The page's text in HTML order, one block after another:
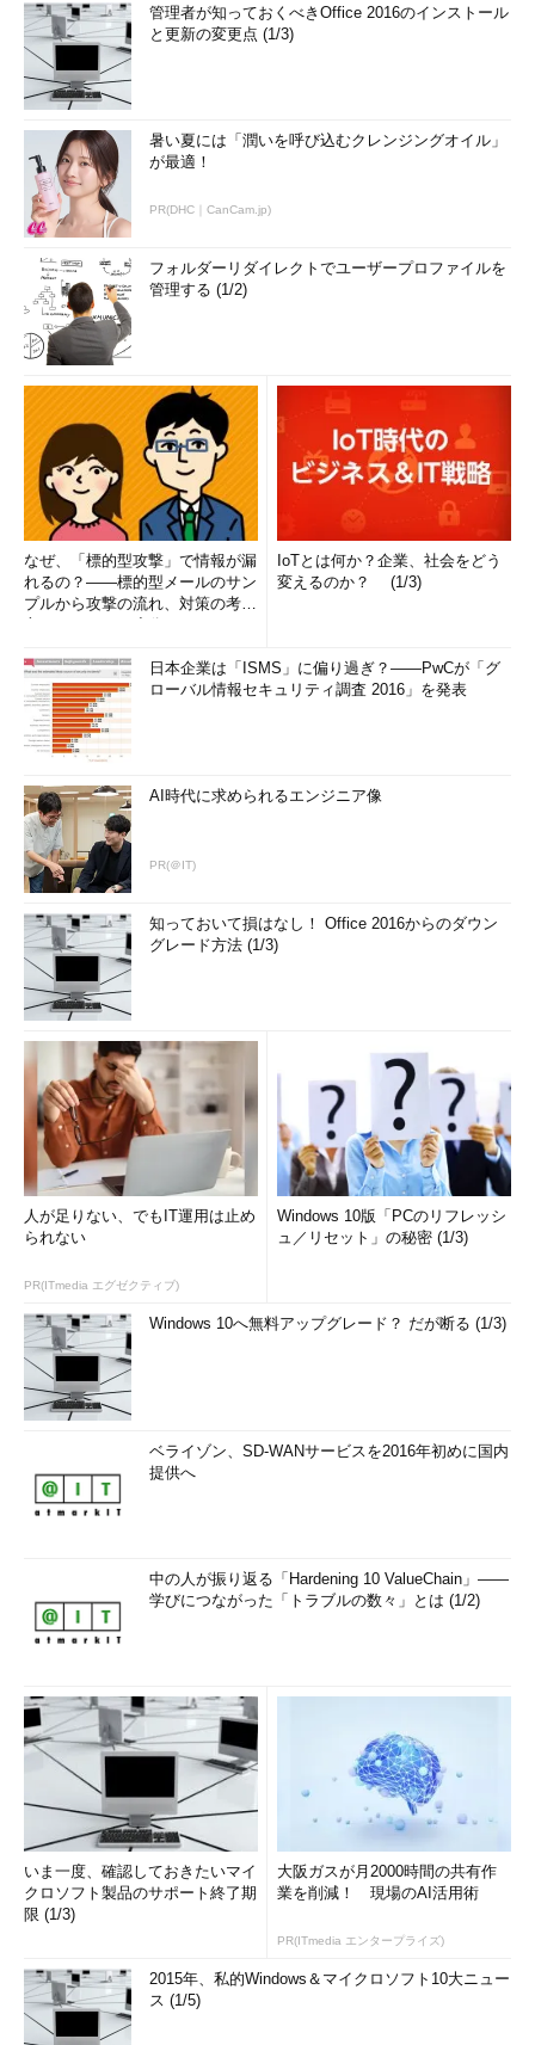
管理者が知っておくべきOffice 2016のインストール
と更新の変更点 (1/3)
暑い夏には「潤いを呼び込むクレンジングオイル」
が最適！
PR(DHC｜CanCam.jp)
フォルダーリダイレクトでユーザープロファイルを
管理する (1/2)
なぜ、「標的型攻撃」で情報が漏
れるの？――標的型メールのサン
プルから攻撃の流れ、対策の考え
IoTとは何か？企業、社会をどう
変えるのか？ (1/3)
日本企業は「ISMS」に偏り過ぎ？――PwCが「グ
ローバル情報セキュリティ調査 2016」を発表
AI時代に求められるエンジニア像
PR(＠IT)
知っておいて損はなし！ Office 2016からのダウン
グレード方法 (1/3)
人が足りない、でもIT運用は止め
られない
PR(ITmedia エグゼクティブ)
Windows 10版「PCのリフレッシ
ュ／リセット」の秘密 (1/3)
Windows 10へ無料アップグレード？ だが断る (1/3)
ベライゾン、SD-WANサービスを2016年初めに国内
提供へ
中の人が振り返る「Hardening 10 ValueChain」――
学びにつながった「トラブルの数々」とは (1/2)
いま一度、確認しておきたいマイ
クロソフト製品のサポート終了期
限 (1/3)
大阪ガスが月2000時間の共有作
業を削減！ 現場のAI活用術
PR(ITmedia エンタープライズ)
2015年、私的Windows＆マイクロソフト10大ニュー
ス (1/5)